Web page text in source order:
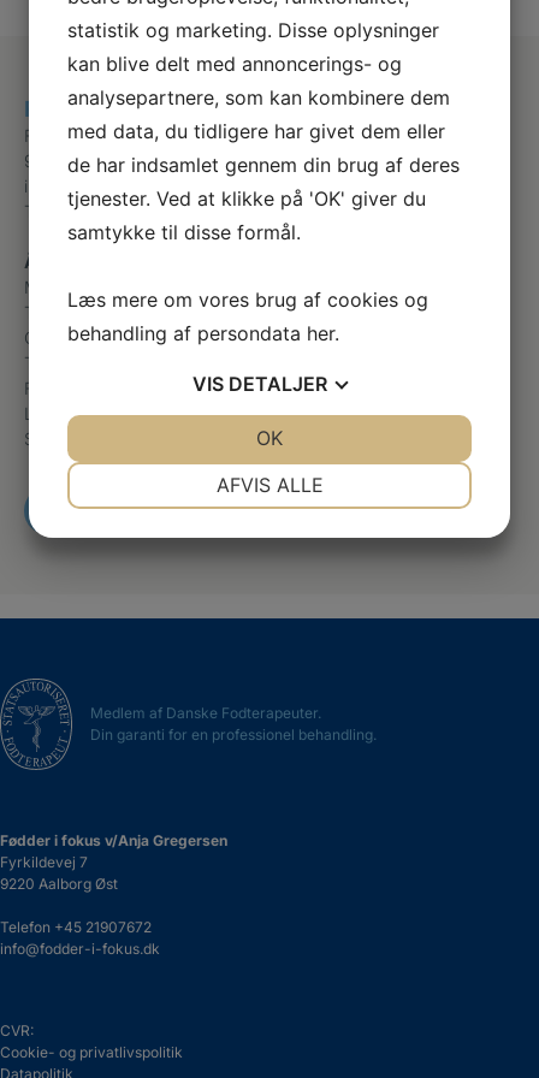
Fødder i fokus v/Anja Gregersen
Fyrkildevej 7
9220 Aalborg Øst
info@fodder-i-fokus.dk
Telefon+45 21907672
Åbningstider
Mandag
Tirsdag
08:00 – 16:00
Onsdag
08:00 – 16:00
Torsdag
Fredag
09:00 – 12:00
Lørdag
Lukket
Søndag
RING OG BESTIL TID
Medlem af Danske Fodterapeuter.
Din garanti for en professionel behandling.
Fødder i fokus v/Anja Gregersen
Fyrkildevej 7
9220 Aalborg Øst
Telefon +45 21907672
info@fodder-i-fokus.dk
CVR:
Cookie- og privatlivspolitik
Datapolitik
statistik og marketing. Disse oplysninger
kan blive delt med annoncerings- og
analysepartnere, som kan kombinere dem
med data, du tidligere har givet dem eller
de har indsamlet gennem din brug af deres
tjenester. Ved at klikke på 'OK' giver du
samtykke til disse formål.
Læs mere om vores brug af cookies og
behandling af persondata her.
VIS DETALJER
AFVIS ALLE
OK